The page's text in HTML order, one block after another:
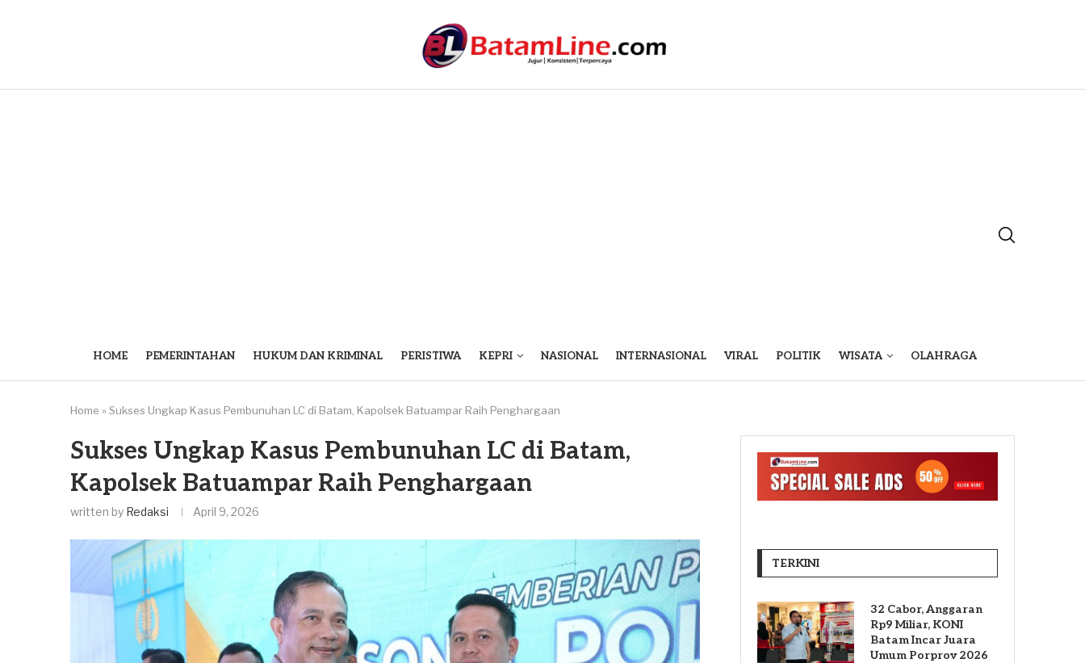
HOME PEMERINTAHAN HUKUM DAN KRIMINAL PERISTIWA KEPRI NASIONAL INTERNASIONAL VIRAL POLITIK WISATA OLAHRAGA
Home » Sukses Ungkap Kasus Pembunuhan LC di Batam, Kapolsek Batuampar Raih Penghargaan
Sukses Ungkap Kasus Pembunuhan LC di Batam,
Kapolsek Batuampar Raih Penghargaan
written by Redaksi April 9, 2026
TERKINI
32 Cabor, Anggaran
Rp9 Miliar, KONI
Batam Incar Juara
Umum Porprov 2026